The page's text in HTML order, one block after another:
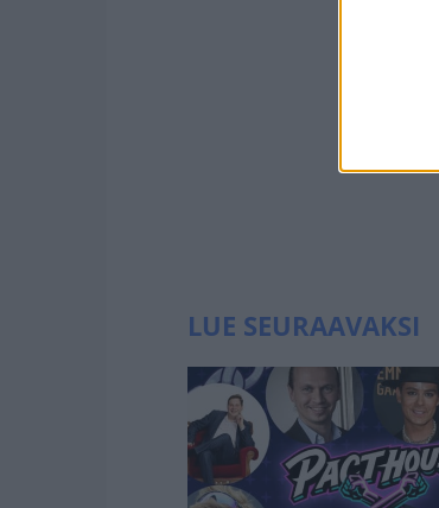
LUE SEURAAVAKSI